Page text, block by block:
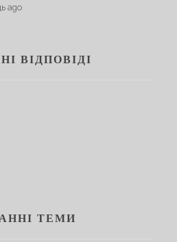
ago
ВІДПОВІДІ
ТЕМИ